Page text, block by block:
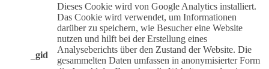
_gid
Dieses Cookie wird von Google Analytics installiert.
Das Cookie wird verwendet, um Informationen
darüber zu speichern, wie Besucher eine Website
nutzen und hilft bei der Erstellung eines
Analyseberichts über den Zustand der Website. Die
gesammelten Daten umfassen in anonymisierter Form